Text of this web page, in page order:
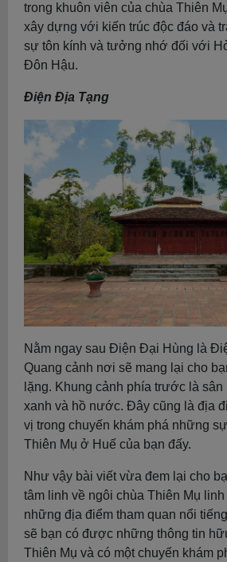
trong khuôn viên của chùa Thiên
xây dựng với kiến trúc độc đáo và
sự tôn kính và tưởng nhớ đối với
Đôn Hậu.
Điện Địa Tạng
Nằm ngay sau Điện Đại Hùng là
Quang cảnh nơi sẽ mang lại cho
lặng. Khung cảnh phía trước là
xanh và hồ nước. Đây cũng là địa
vị trong chuyến khám phá những
Thiên Mụ ở Huế của bạn đấy.
Như vậy bài viết vừa đem lại cho
tâm linh về ngôi chùa Thiên Mụ
những địa điểm tham quan nổi
sẽ bạn có được những thông tin
Thiên Mụ và có một chuyến khám